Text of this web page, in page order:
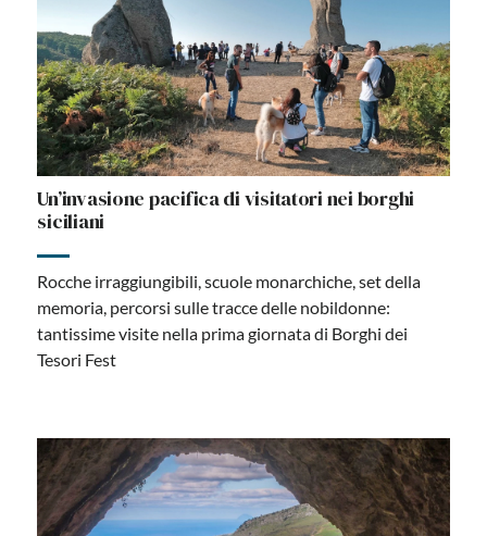
Un’invasione pacifica di visitatori nei borghi
siciliani
Rocche irraggiungibili, scuole monarchiche, set della
memoria, percorsi sulle tracce delle nobildonne:
tantissime visite nella prima giornata di Borghi dei
Tesori Fest